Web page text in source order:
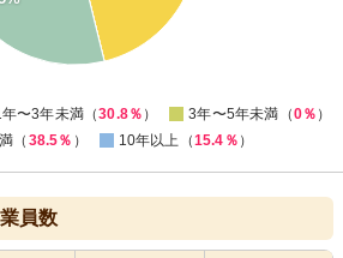
年〜3年未満（30.8％ ） 3年〜5年未満（0％ ）
（ 38.5％ ） 10年以上（15.4％ ）
員数